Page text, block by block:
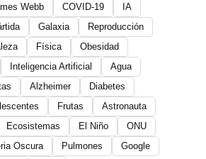
Webb COVID-19
IA
Galaxia
Reproducción
Física
Obesidad
Inteligencia Artificial
Agua
Alzheimer
Diabetes
Frutas
Astronauta
Ecosistemas El Niño
ONU
Oscura Pulmones
Google